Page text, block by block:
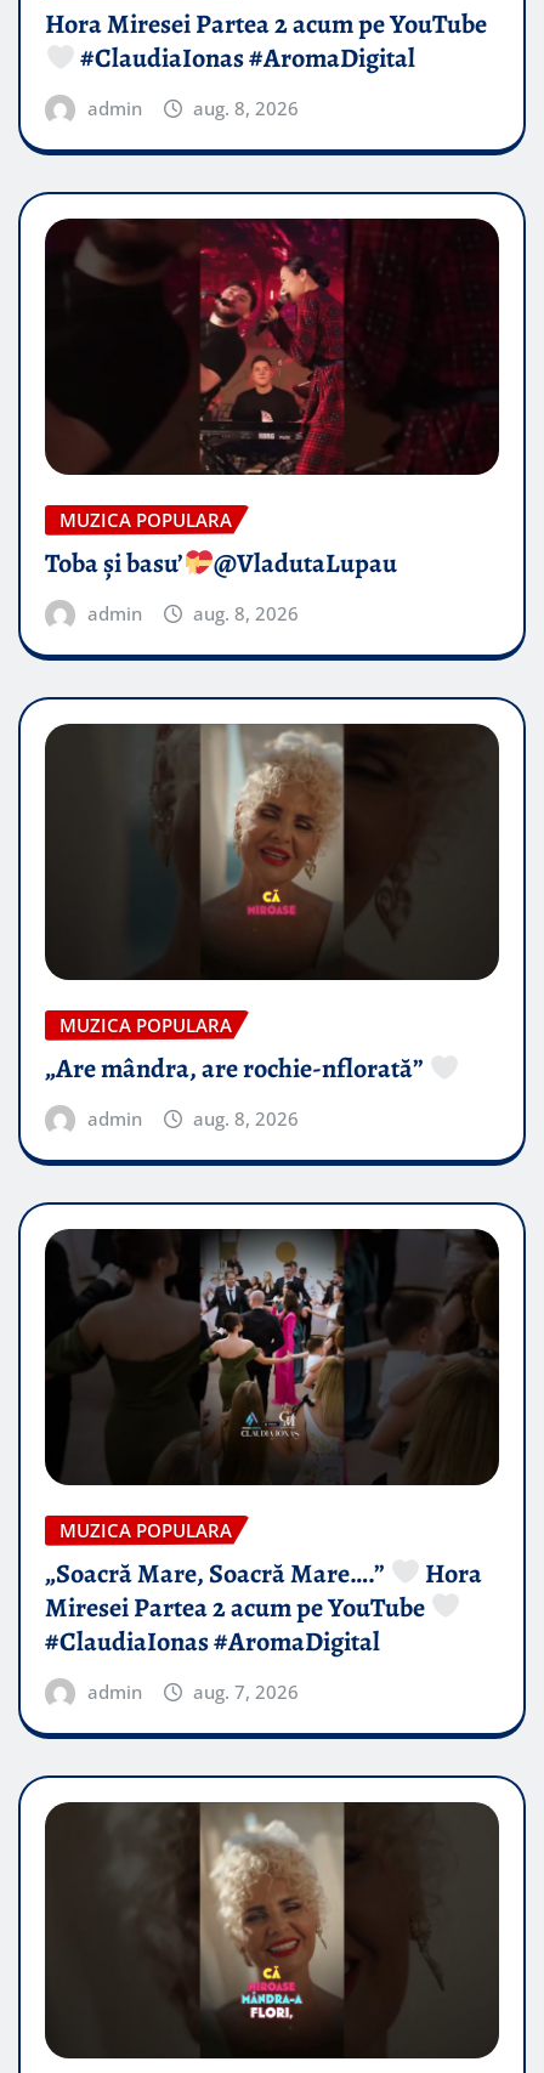
Hora Miresei Partea 2 acum pe YouTube
#ClaudiaIonas #AromaDigital
admin aug. 8, 2026
MUZICA POPULARA
Toba și basu’ @VladutaLupau
admin aug. 8, 2026
MUZICA POPULARA
„Are mândra, are rochie-nflorată”
admin aug. 8, 2026
MUZICA POPULARA
„Soacră Mare, Soacră Mare….”
Hora
Miresei Partea 2 acum pe YouTube
#ClaudiaIonas #AromaDigital
admin aug. 7, 2026